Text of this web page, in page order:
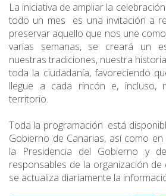
La iniciativa de ampliar la
todo un mes es una invitación a
preservar aquello que nos une
varias semanas, se creará un
nuestras tradiciones, nuestra
toda la ciudadanía, favoreciendo
llegue a cada rincón e, incluso,
territorio.
Toda la programación está
Gobierno de Canarias, así como
la Presidencia del Gobierno y
responsables de la organización de
se actualiza diariamente la